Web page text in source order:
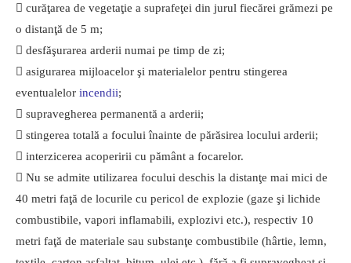
 curăţarea de vegetaţie a suprafeţei din jurul fiecărei grămezi pe
o distanţă de 5 m;
 desfăşurarea arderii numai pe timp de zi;
 asigurarea mijloacelor şi materialelor pentru stingerea
eventualelor incendii;
 supravegherea permanentă a arderii;
 stingerea totală a focului înainte de părăsirea locului arderii;
 interzicerea acoperirii cu pământ a focarelor.
 Nu se admite utilizarea focului deschis la distanţe mai mici de
40 metri faţă de locurile cu pericol de explozie (gaze şi lichide
combustibile, vapori inflamabili, explozivi etc.), respectiv 10
metri faţă de materiale sau substanţe combustibile (hârtie, lemn,